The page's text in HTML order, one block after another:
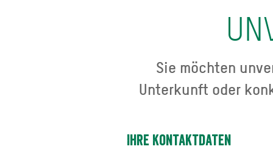
Sie möchten
Unterkunft oder
Ihre Kontaktdaten